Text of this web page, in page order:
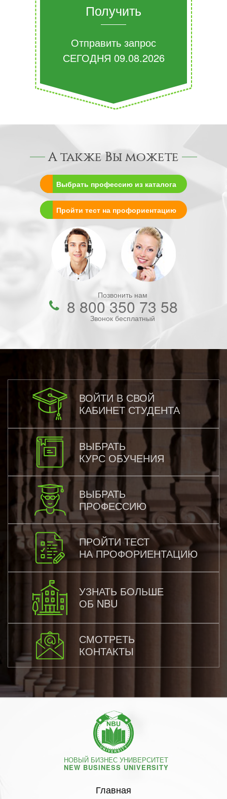
Получить
Отправить запрос
СЕГОДНЯ 09.08.2026
А также Вы можете
Выбрать профессию из каталога
Пройти тест на профориентацию
Позвонить нам
8 800 350 73 58
Звонок бесплатный
ВОЙТИ В СВОЙ
КАБИНЕТ СТУДЕНТА
ВЫБРАТЬ
КУРС ОБУЧЕНИЯ
ВЫБРАТЬ
ПРОФЕССИЮ
ПРОЙТИ ТЕСТ
НА ПРОФОРИЕНТАЦИЮ
УЗНАТЬ БОЛЬШЕ
ОБ NBU
СМОТРЕТЬ
КОНТАКТЫ
НОВЫЙ БИЗНЕС УНИВЕРСИТЕТ
NEW BUSINESS UNIVERSITY
Главная